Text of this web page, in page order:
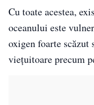
Cu toate acestea,
oceanului este
oxigen foarte scăzut
viețuitoare precum